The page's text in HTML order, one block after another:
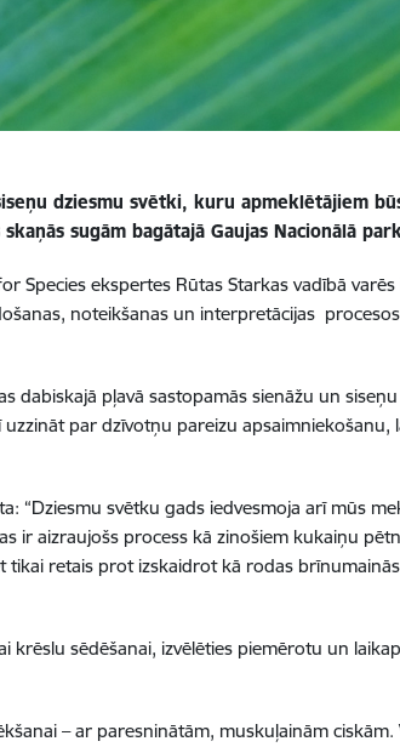
dziesmu svētki, kuru apmeklētājiem
sugām bagātajā Gaujas Nacionālā
Species ekspertes Rūtas Starkas vadībā
noteikšanas un interpretācijas
dabiskajā pļavā sastopamās sienāžu un
par dzīvotņu pareizu apsaimniekošanu,
“Dziesmu svētku gads iedvesmoja arī mūs
ir aizraujošs process kā zinošiem kukaiņu
retais prot izskaidrot kā rodas
sēdēšanai, izvēlēties piemērotu un
– ar paresninātām, muskuļainām